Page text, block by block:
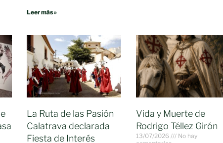
Leer más »
La Ruta de las Pasión
Calatrava declarada
Fiesta de Interés
Vida y Muerte de
Rodrigo Téllez Girón
13/07/2026
No hay